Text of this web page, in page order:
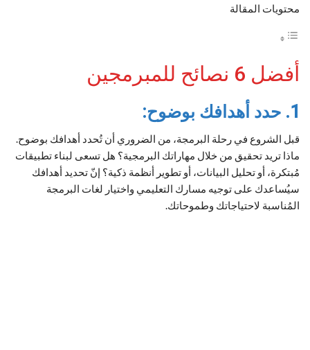
محتويات المقالة
أفضل 6 نصائح للمبرمجين
1. حدد أهدافك بوضوح:
قبل الشروع في رحلة البرمجة، من الضروري أن تُحدد أهدافك بوضوح.
ماذا تريد تحقيق من خلال مهاراتك البرمجية؟ هل تسعى لبناء تطبيقات
مُبتكرة، أو تحليل البيانات، أو تطوير أنظمة ذكية؟ إنّ تحديد أهدافك
سيُساعدك على توجيه مسارك التعليمي واختيار لغات البرمجة
المُناسبة لاحتياجاتك وطموحاتك.